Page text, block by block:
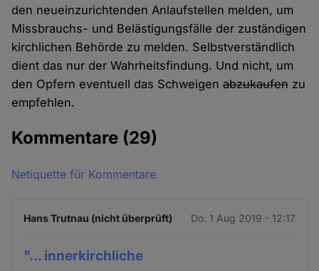
den neueinzurichtenden Anlaufstellen melden, um
Missbrauchs- und Belästigungsfälle der zuständigen
kirchlichen Behörde zu melden. Selbstverständlich
dient das nur der Wahrheitsfindung. Und nicht, um
den Opfern eventuell das Schweigenabzukaufen zu
empfehlen.
Kommentare (29)
Netiquette für Kommentare
Hans Trutnau (nicht überprüft) Do. 1 Aug 2019 - 12:17
"... innerkirchliche